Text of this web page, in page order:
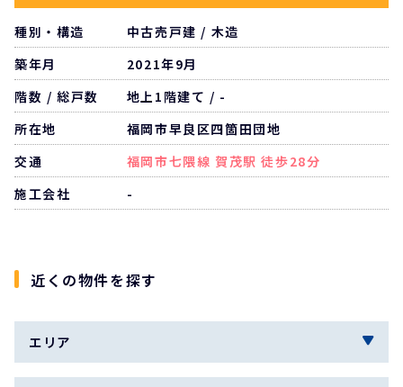
種別・構造
中古売戸建 / 木造
築年月
2021年9月
階数 / 総戸数
地上1階建て / -
所在地
福岡市早良区四箇田団地
交通
福岡市七隈線 賀茂駅 徒歩28分
施工会社
-
近くの物件を探す
エリア